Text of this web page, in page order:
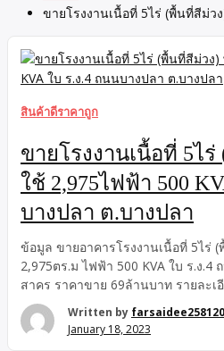
ขายโรงงานเนื้อที่ 5ไร่ (พื้นที่สีม่ว
สินค้าดีราคาถูก
ขายโรงงานเนื้อที่ 5ไ
ใช้ 2,975ไฟฟ้า 500
บางปลา ต.บางปลา
ข้อมูล ขายอาคารโรงงานเนื้อที่ 5ไร่
2,975ตร.ม ไฟฟ้า 500 KVA ใบ ร.ง
สาคร ราคาขาย 69ล้านบาท รายละเ
-โกดัง เนื้อที่ 5 ไร่ พื้นที่ใช้สอย 2,975
4 ( พื้นที่สีม่วง ) ไฟฟ้า 3 เฟส มีหม้อแป
800 ตารางเมตร น้ำประปา พื้นรับน้ำ
Written by farsaidee258120
January 18, 2023